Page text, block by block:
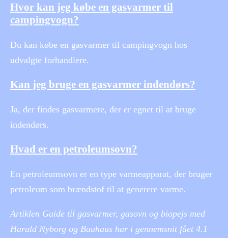
Hvor kan jeg købe en gasvarmer til
campingvogn?
Du kan købe en gasvarmer til campingvogn hos
udvalgte forhandlere.
Kan jeg bruge en gasvarmer indendørs?
Ja, der findes gasvarmere, der er egnet til at bruge
indendørs.
Hvad er en petroleumsovn?
En petroleumsovn er en type varmeapparat, der bruger
petroleum som brændstof til at generere varme.
Artiklen Guide til gasvarmer, gasovn og biopejs med
Harald Nyborg og Bauhaus har i gennemsnit fået 4.1